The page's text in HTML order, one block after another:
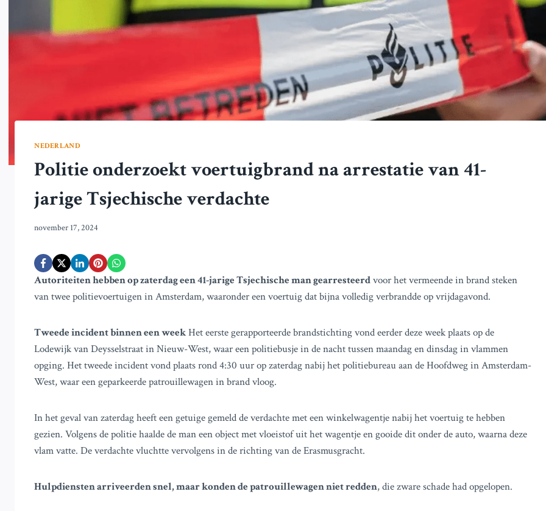
NEDERLAND
Politie onderzoekt voertuigbrand na arrestatie van 41-
jarige Tsjechische verdachte
november 17, 2024
Autoriteiten hebben op zaterdag een 41-jarige Tsjechische man gearresteerdvoor het vermeende in brand steken
van twee politievoertuigen in Amsterdam, waaronder een voertuig dat bijna volledig verbrandde op vrijdagavond.
Tweede incident binnen een weekHet eerste gerapporteerde brandstichting vond eerder deze week plaats op de
Lodewijk van Deysselstraat in Nieuw-West, waar een politiebusje in de nacht tussen maandag en dinsdag in vlammen
opging. Het tweede incident vond plaats rond 4:30 uur op zaterdag nabij het politiebureau aan de Hoofdweg in Amsterdam-
West, waar een geparkeerde patrouillewagen in brand vloog.
In het geval van zaterdag heeft een getuige gemeld de verdachte met een winkelwagentje nabij het voertuig te hebben
gezien. Volgens de politie haalde de man een object met vloeistof uit het wagentje en gooide dit onder de auto, waarna deze
vlam vatte. De verdachte vluchtte vervolgens in de richting van de Erasmusgracht.
Hulpdiensten arriveerden snel, maar konden de patrouillewagen niet redden, die zware schade had opgelopen.